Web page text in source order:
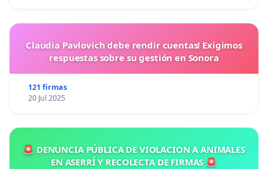
Claudia Pavlovich debe rendir cuentas! Exigimos
respuestas sobre su gestión en Sonora
121 firmas
20 Jul 2025
🚨 DENUNCIA PÚBLICA DE VIOLACION A ANIMALES
EN ASERRÍ Y RECOLECTA DE FIRMAS 🚨